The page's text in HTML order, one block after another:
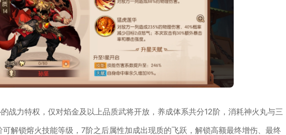
战力特权，仅对焰金及以上品质武将开放，养成体系共分12阶，消耗神火丸与三
解锁熔火技能等级，7阶之后属性加成出现质的飞跃，解锁高额最终增伤、最终